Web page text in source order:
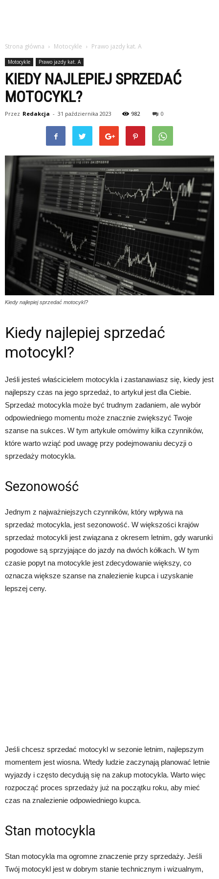
Strona główna Motocykle Prawo jazdy kat. A
Motocykle Prawo jazdy kat. A
KIEDY NAJLEPIEJ SPRZEDAĆ
MOTOCYKL?
Przez Redakcja - 31 października 2023 982 0
Kiedy najlepiej sprzedać motocykl?
Kiedy najlepiej sprzedać
motocykl?
Jeśli jesteś właścicielem motocykla i zastanawiasz się, kiedy jest
najlepszy czas na jego sprzedaż, to artykuł jest dla Ciebie.
Sprzedaż motocykla może być trudnym zadaniem, ale wybór
odpowiedniego momentu może znacznie zwiększyć Twoje
szanse na sukces. W tym artykule omówimy kilka czynników,
które warto wziąć pod uwagę przy podejmowaniu decyzji o
sprzedaży motocykla.
Sezonowość
Jednym z najważniejszych czynników, który wpływa na
sprzedaż motocykla, jest sezonowość. W większości krajów
sprzedaż motocykli jest związana z okresem letnim, gdy warunki
pogodowe są sprzyjające do jazdy na dwóch kółkach. W tym
czasie popyt na motocykle jest zdecydowanie większy, co
oznacza większe szanse na znalezienie kupca i uzyskanie
lepszej ceny.
Jeśli chcesz sprzedać motocykl w sezonie letnim, najlepszym
momentem jest wiosna. Wtedy ludzie zaczynają planować letnie
wyjazdy i często decydują się na zakup motocykla. Warto więc
rozpocząć proces sprzedaży już na początku roku, aby mieć
czas na znalezienie odpowiedniego kupca.
Stan motocykla
Stan motocykla ma ogromne znaczenie przy sprzedaży. Jeśli
Twój motocykl jest w dobrym stanie technicznym i wizualnym,